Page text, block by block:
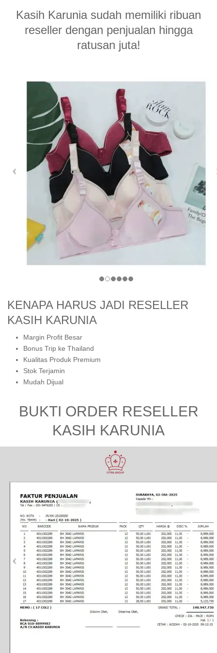
Kasih Karunia sudah memiliki ribuan
reseller dengan penjualan hingga
ratusan juta!
KENAPA HARUS JADI RESELLER
KASIH KARUNIA
Margin Profit Besar
Bonus Trip ke Thailand
Kualitas Produk Premium
Stok Terjamin
Mudah Dijual
BUKTI ORDER RESELLER
KASIH KARUNIA